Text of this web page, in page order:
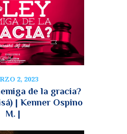
2, 2023
de la gracia?
| Kenner Ospino
M. |